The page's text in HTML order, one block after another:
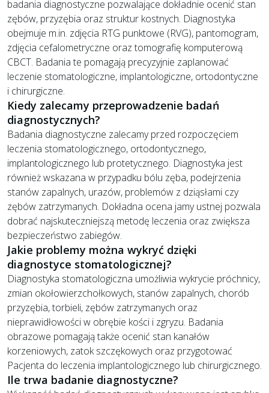
badania diagnostyczne pozwalające dokładnie ocenić stan
zębów, przyzębia oraz struktur kostnych. Diagnostyka
obejmuje m.in. zdjęcia RTG punktowe (RVG), pantomogram,
zdjęcia cefalometryczne oraz tomografię komputerową
CBCT. Badania te pomagają precyzyjnie zaplanować
leczenie stomatologiczne, implantologiczne, ortodontyczne
i chirurgiczne.
Kiedy zalecamy przeprowadzenie badań
diagnostycznych?
Badania diagnostyczne zalecamy przed rozpoczęciem
leczenia stomatologicznego, ortodontycznego,
implantologicznego lub protetycznego. Diagnostyka jest
również wskazana w przypadku bólu zęba, podejrzenia
stanów zapalnych, urazów, problemów z dziąsłami czy
zębów zatrzymanych. Dokładna ocena jamy ustnej pozwala
dobrać najskuteczniejszą metodę leczenia oraz zwiększa
bezpieczeństwo zabiegów.
Jakie problemy można wykryć dzięki
diagnostyce stomatologicznej?
Diagnostyka stomatologiczna umożliwia wykrycie próchnicy,
zmian okołowierzchołkowych, stanów zapalnych, chorób
przyzębia, torbieli, zębów zatrzymanych oraz
nieprawidłowości w obrębie kości i zgryzu. Badania
obrazowe pomagają także ocenić stan kanałów
korzeniowych, zatok szczękowych oraz przygotować
Pacjenta do leczenia implantologicznego lub chirurgicznego.
Ile trwa badanie diagnostyczne?